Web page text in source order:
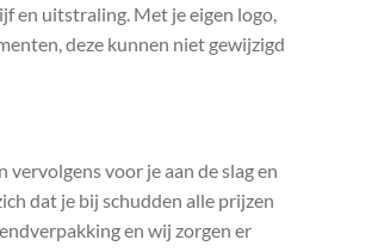
en uitstraling. Met je eigen logo,
deze kunnen niet gewijzigd
voor je aan de slag en
dat je bij schudden alle prijzen
en wij zorgen er